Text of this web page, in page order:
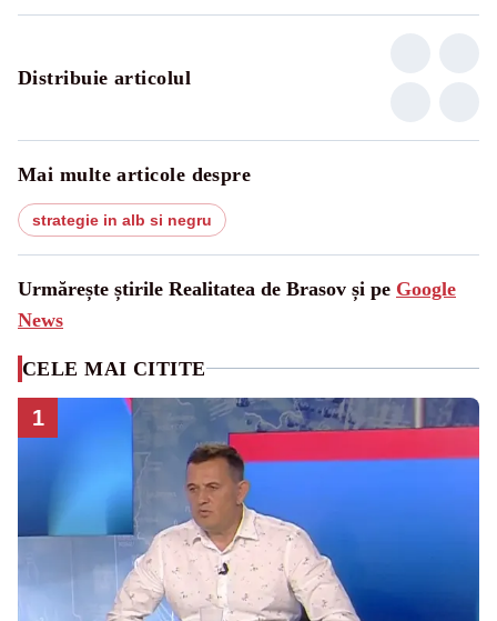
Distribuie articolul
Mai multe articole despre
strategie in alb si negru
Urmărește știrile Realitatea de Brasov și pe Google
News
CELE MAI CITITE
1